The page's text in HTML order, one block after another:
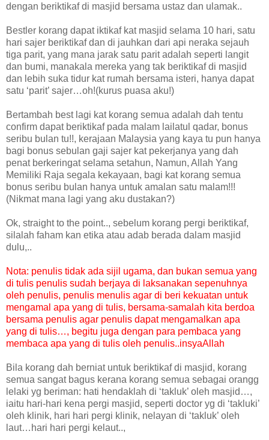
dengan beriktikaf di masjid bersama ustaz dan ulamak..
Bestler korang dapat iktikaf kat masjid selama 10 hari, satu
hari sajer beriktikaf dan di jauhkan dari api neraka sejauh
tiga parit, yang mana jarak satu parit adalah seperti langit
dan bumi, manakala mereka yang tak beriktikaf di masjid
dan lebih suka tidur kat rumah bersama isteri, hanya dapat
satu ‘parit’ sajer…oh!(kurus puasa aku!)
Bertambah best lagi kat korang semua adalah dah tentu
confirm dapat beriktikaf pada malam lailatul qadar, bonus
seribu bulan tu!!, kerajaan Malaysia yang kaya tu pun hanya
bagi bonus sebulan gaji sajer kat pekerjanya yang dah
penat berkeringat selama setahun, Namun, Allah Yang
Memiliki Raja segala kekayaan, bagi kat korang semua
bonus seribu bulan hanya untuk amalan satu malam!!!
(Nikmat mana lagi yang aku dustakan?)
Ok, straight to the point.., sebelum korang pergi beriktikaf,
silalah faham kan etika atau adab berada dalam masjid
dulu,..
Nota: penulis tidak ada sijil ugama, dan bukan semua yang
di tulis penulis sudah berjaya di laksanakan sepenuhnya
oleh penulis, penulis menulis agar di beri kekuatan untuk
mengamal apa yang di tulis, bersama-samalah kita berdoa
bersama penulis agar penulis dapat mengamalkan apa
yang di tulis…, begitu juga dengan para pembaca yang
membaca apa yang di tulis oleh penulis..insyaAllah
Bila korang dah berniat untuk beriktikaf di masjid, korang
semua sangat bagus kerana korang semua sebagai orangg
lelaki yg beriman: hati hendaklah di ‘takluk’ oleh masjid…,
iaitu hari-hari kena pergi masjid, seperti doctor yg di ‘takluki’
oleh klinik, hari hari pergi klinik, nelayan di ‘takluk’ oleh
laut…hari hari pergi kelaut..,